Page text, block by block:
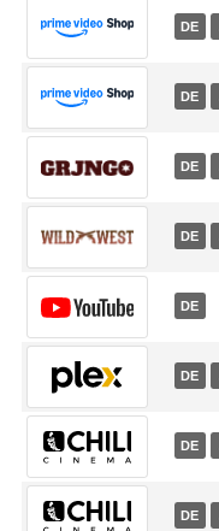
DE
DE
DE
DE
DE
DE
DE
DE